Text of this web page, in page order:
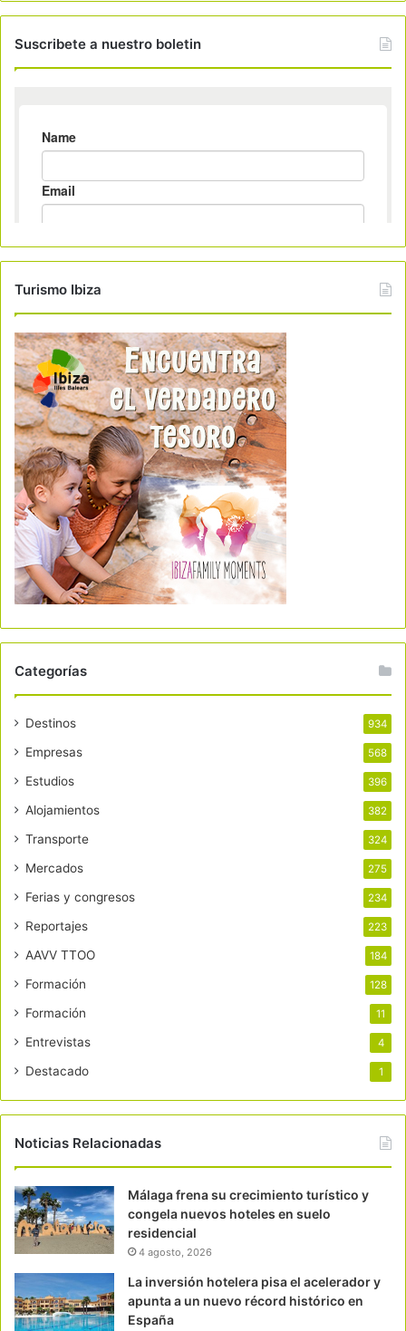
Suscribete a nuestro boletin
Turismo Ibiza
Categorías
Destinos 934
Empresas 568
Estudios 396
Alojamientos 382
Transporte 324
Mercados 275
Ferias y congresos 234
Reportajes 223
AAVV TTOO 184
Formación 128
Formación 11
Entrevistas 4
Destacado 1
Noticias Relacionadas
Málaga frena su crecimiento turístico y
congela nuevos hoteles en suelo
residencial
4 agosto, 2026
La inversión hotelera pisa el acelerador y
apunta a un nuevo récord histórico en
España